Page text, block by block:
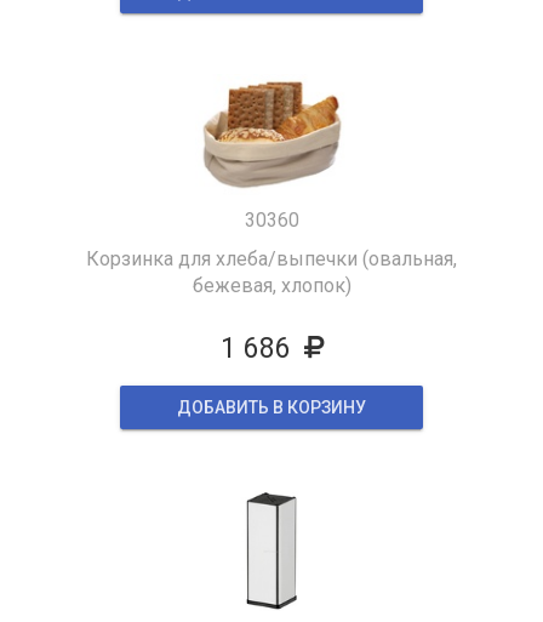
30360
Корзинка для хлеба/выпечки (овальная,
бежевая, хлопок)
1 686
ДОБАВИТЬ В КОРЗИНУ